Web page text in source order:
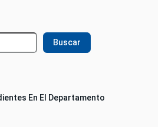
Buscar
En El Departamento